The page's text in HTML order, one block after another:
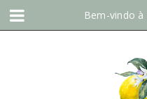
Bem-vindo à